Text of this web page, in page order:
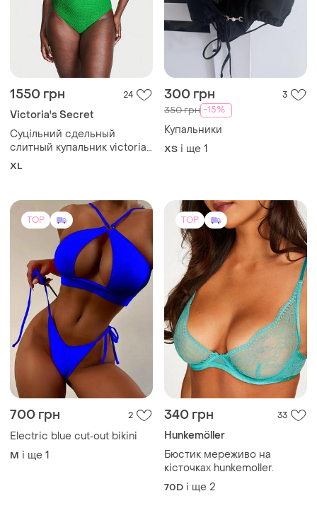
1550 грн 24
Victoria's Secret
Суцільний сдельный
слитный купальник victorias
300 грн
350 грн -15%
Купальники
1
TOP
700 грн
Electric blue cut‑out bikini
TOP
340 грн 33
Hunkemöller
Бюстик мереживо на
кісточках hunkemoller.
70D і ще 2
TOP TOP